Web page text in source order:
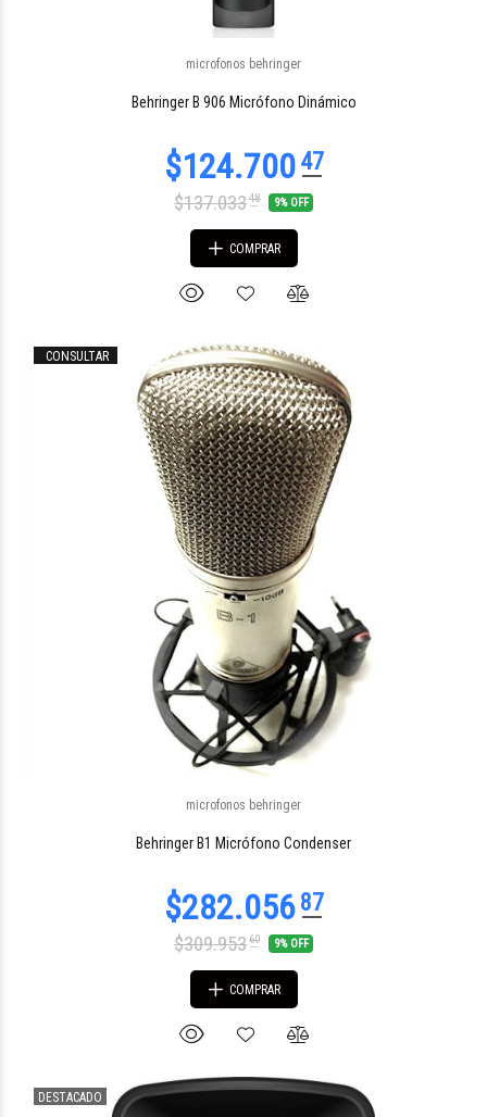
microfonos behringer
Behringer B 906 Micrófono Dinámico
$137.03348 9% OFF
COMPRAR
CONSULTAR
microfonos behringer
Behringer B1 Micrófono Condenser
$309.95360 9% OFF
COMPRAR
DESTACADO
70